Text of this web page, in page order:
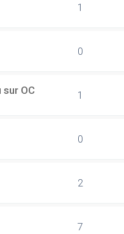
1
0
OC 1
0
2
7